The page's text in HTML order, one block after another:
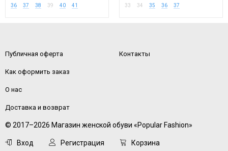
36 37 38 39 40 41 33 34 35 36 37
Публичная оферта
Как оформить заказ
О нас
Доставка и возврат
Контакты
© 2017–2026 Магазин женской обуви «Popular Fashion»
Вход Регистрация Корзина